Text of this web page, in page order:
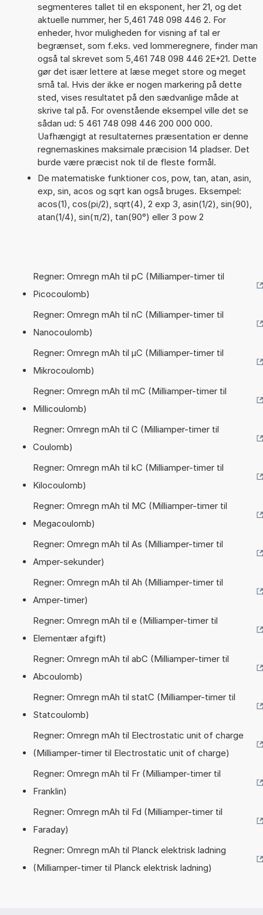
segmenteres tallet til en eksponent, her 21, og det
aktuelle nummer, her 5,461 748 098 446 2. For
enheder, hvor muligheden for visning af tal er
begrænset, som f.eks. ved lommeregnere, finder man
også tal skrevet som 5,461 748 098 446 2E+21. Dette
gør det især lettere at læse meget store og meget
små tal. Hvis der ikke er nogen markering på dette
sted, vises resultatet på den sædvanlige måde at
skrive tal på. For ovenstående eksempel ville det se
sådan ud: 5 461 748 098 446 200 000 000.
Uafhængigt at resultaternes præsentation er denne
regnemaskines maksimale præcision 14 pladser. Det
burde være præcist nok til de fleste formål.
De matematiske funktioner cos, pow, tan, atan, asin,
exp, sin, acos og sqrt kan også bruges. Eksempel:
acos(1), cos(pi/2), sqrt(4), 2 exp 3, asin(1/2), sin(90),
atan(1/4), sin(π/2), tan(90°) eller 3 pow 2
Regner: Omregn mAh til pC (Milliamper-timer til
Picocoulomb)
Regner: Omregn mAh til nC (Milliamper-timer til
Nanocoulomb)
Regner: Omregn mAh til µC (Milliamper-timer til
Mikrocoulomb)
Regner: Omregn mAh til mC (Milliamper-timer til
Millicoulomb)
Regner: Omregn mAh til C (Milliamper-timer til
Coulomb)
Regner: Omregn mAh til kC (Milliamper-timer til
Kilocoulomb)
Regner: Omregn mAh til MC (Milliamper-timer til
Megacoulomb)
Regner: Omregn mAh til As (Milliamper-timer til
Amper-sekunder)
Regner: Omregn mAh til Ah (Milliamper-timer til
Amper-timer)
Regner: Omregn mAh til e (Milliamper-timer til
Elementær afgift)
Regner: Omregn mAh til abC (Milliamper-timer til
Abcoulomb)
Regner: Omregn mAh til statC (Milliamper-timer til
Statcoulomb)
Regner: Omregn mAh til Electrostatic unit of charge
(Milliamper-timer til Electrostatic unit of charge)
Regner: Omregn mAh til Fr (Milliamper-timer til
Franklin)
Regner: Omregn mAh til Fd (Milliamper-timer til
Faraday)
Regner: Omregn mAh til Planck elektrisk ladning
(Milliamper-timer til Planck elektrisk ladning)